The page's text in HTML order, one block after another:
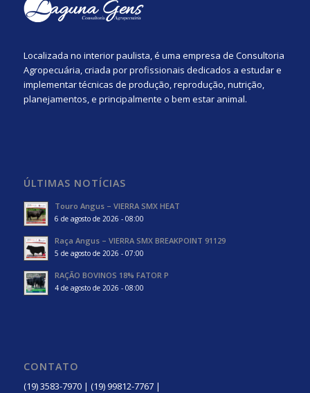
Localizada no interior paulista, é uma empresa de Consultoria
Agropecuária, criada por profissionais dedicados a estudar e
implementar técnicas de produção, reprodução, nutrição,
planejamentos, e principalmente o bem estar animal.
ÚLTIMAS NOTÍCIAS
Touro Angus – VIERRA SMX HEAT
6 de agosto de 2026 - 08:00
Raça Angus – VIERRA SMX BREAKPOINT 91129
5 de agosto de 2026 - 07:00
RAÇÃO BOVINOS 18% FATOR P
4 de agosto de 2026 - 08:00
CONTATO
(19) 3583-7970 | (19) 99812-7767 |